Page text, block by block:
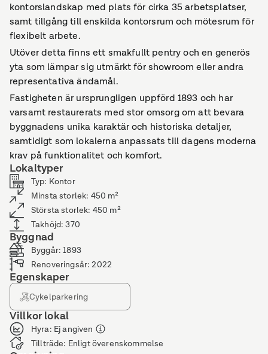
kontorslandskap med plats för cirka 35 arbetsplatser,
samt tillgång till enskilda kontorsrum och mötesrum för
flexibelt arbete.
Utöver detta finns ett smakfullt pentry och en generös
yta som lämpar sig utmärkt för showroom eller andra
representativa ändamål.
Fastigheten är ursprungligen uppförd 1893 och har
varsamt restaurerats med stor omsorg om att bevara
byggnadens unika karaktär och historiska detaljer,
samtidigt som lokalerna anpassats till dagens moderna
krav på funktionalitet och komfort.
Lokaltyper
Typ: Kontor
Minsta storlek: 450 m²
Största storlek: 450 m²
Takhöjd:370
Byggnad
Byggår:1893
Renoveringsår:2022
Egenskaper
Cykelparkering
Villkor lokal
Hyra: Ej angiven
Tillträde: Enligt överenskommelse